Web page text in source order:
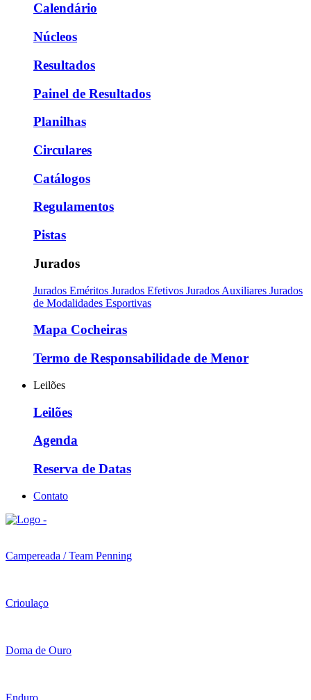
Calendário
Núcleos
Resultados
Painel de Resultados
Planilhas
Circulares
Catálogos
Regulamentos
Pistas
Jurados
Jurados Eméritos Jurados Efetivos Jurados Auxiliares Jurados
de Modalidades Esportivas
Mapa Cocheiras
Termo de Responsabilidade de Menor
Leilões
Leilões
Agenda
Reserva de Datas
Contato
Campereada / Team Penning
Crioulaço
Doma de Ouro
Enduro